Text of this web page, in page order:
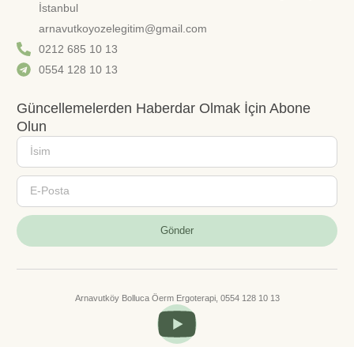
İstanbul
arnavutkoyozelegitim@gmail.com
0212 685 10 13
0554 128 10 13
Güncellemelerden Haberdar Olmak İçin Abone
Olun
Gönder
Arnavutköy Bolluca Öerm Ergoterapi, 0554 128 10 13